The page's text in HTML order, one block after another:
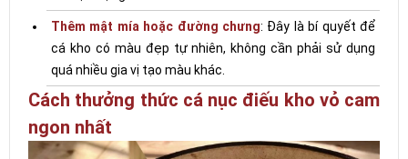
Thêm mật mía hoặc đường chưng: Đây là bí quyết để
cá kho có màu đẹp tự nhiên, không cần phải sử dụng
quá nhiều gia vị tạo màu khác.
Cách thưởng thức cá nục điếu kho vỏ cam
ngon nhất